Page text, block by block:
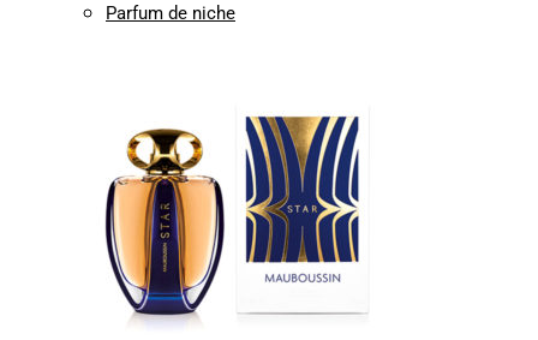
Parfum de niche